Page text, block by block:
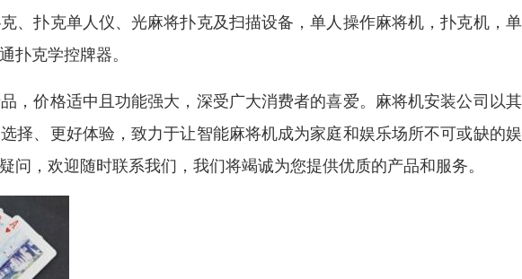
、扑克单人仪、光麻将扑克及扫描设备，单人操作麻将机，扑克机，
扑克学控牌器。
，价格适中且功能强大，深受广大消费者的喜爱。麻将机安装公司以
择、更好体验，致力于让智能麻将机成为家庭和娱乐场所不可或缺的
，欢迎随时联系我们，我们将竭诚为您提供优质的产品和服务。